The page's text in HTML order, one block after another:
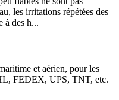
les irritations répétées des
à des h...
et aérien, pour les
FEDEX, UPS, TNT, etc.